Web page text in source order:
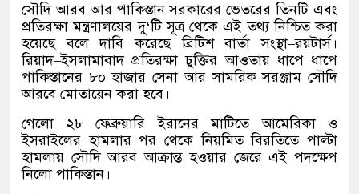
সৌদি আরব আর পাকিস্তান সরকারের ভেতরের তিনটি এবং
প্রতিরক্ষা মন্ত্রণালয়ের দু‘টি সূত্র থেকে এই তথ্য নিশ্চিত করা
হয়েছে বলে দাবি করেছে ব্রিটিশ বার্তা সংস্থা–রয়টার্স।
রিয়াদ–ইসলামাবাদ প্রতিরক্ষা চুক্তির আওতায় ধাপে ধাপে
পাকিস্তানের ৮০ হাজার সেনা আর সামরিক সরঞ্জাম সৌদি
আরবে মোতায়েন করা হবে।
গেলো ২৮ ফেব্রুয়ারি ইরানের মাটিতে আমেরিকা ও
ইসরাইলের হামলার পর থেকে নিয়মিত বিরতিতে পাল্টা
হামলায় সৌদি আরব আক্রান্ত হওয়ার জেরে এই পদক্ষেপ
নিলো পাকিস্তান।